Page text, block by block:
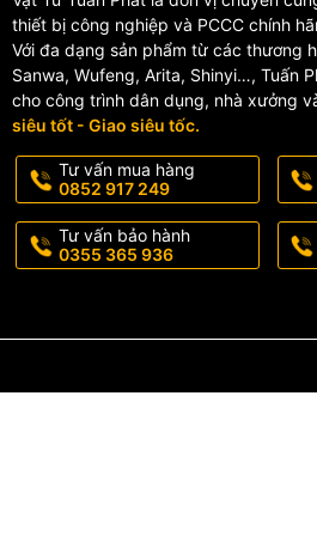
thiết bị công nghiệp và PCCC chính
Với đa dạng sản phẩm từ các thương
Sanwa, Wufeng, Arita, Shinyi…, Tuấn
cho công trình dân dụng, nhà xưởng
siêu tốt - Giao siêu tốc.
Tư vấn mua hàng
0852 917 249
Tư vấn bảo hành
0355 365 936